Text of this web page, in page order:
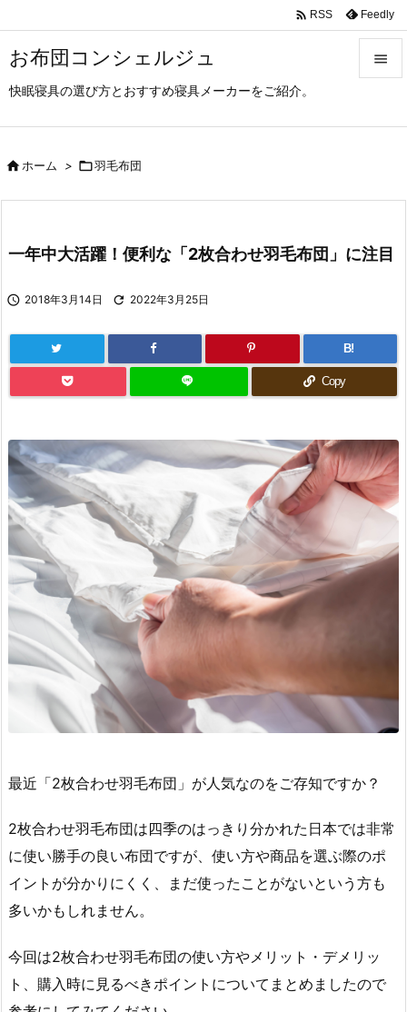
お布団コンシェルジュ
快眠寝具の選び方とおすすめ寝具メーカーをご紹介。

次へ
 RSS Feedly
ホーム > 羽毛布団
一年中大活躍！便利な「2枚合わせ羽毛布団」に注目
 2018年3月14日  2022年3月25日
B!
Copy
最近「2枚合わせ羽毛布団」が人気なのをご存知ですか？
2枚合わせ羽毛布団は四季のはっきり分かれた日本では非常
に使い勝手の良い布団ですが、使い方や商品を選ぶ際のポ
イントが分かりにくく、まだ使ったことがないという方も
多いかもしれません。
今回は2枚合わせ羽毛布団の使い方やメリット・デメリッ
ト、購入時に見るべきポイントについてまとめましたので